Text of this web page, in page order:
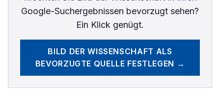
Google-Suchergebnissen bevorzugt sehen?
Ein Klick genügt.
BILD DER WISSENSCHAFT ALS
BEVORZUGTE QUELLE FESTLEGEN →